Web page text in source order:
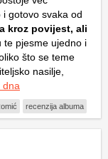
gotovo svaka od
kroz povijest, ali
te pjesme ujedno i
što se teme
nasilje,
dna
recenzija albuma